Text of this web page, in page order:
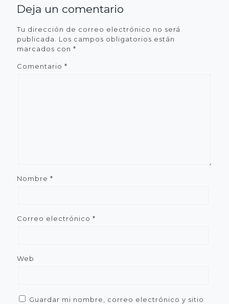
Deja un comentario
Tu dirección de correo electrónico no será
publicada.
Los campos obligatorios están
marcados con *
Comentario *
Nombre *
Correo electrónico *
Web
Guardar mi nombre, correo electrónico y sitio